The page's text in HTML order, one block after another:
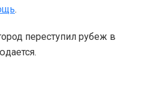
.
переступил рубеж в